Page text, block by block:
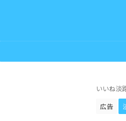
いいね淡
広告